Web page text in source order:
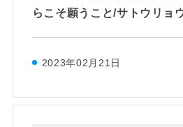
らこそ願うこと/サトウリョ
2023年02月21日